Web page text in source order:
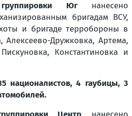
Югнанесено
бригадам ВСУ,
и бригаде терробороны в
Алексеево-Дружковка, Артема,
Константиновка и
националистов, 4 гаубицы, 3